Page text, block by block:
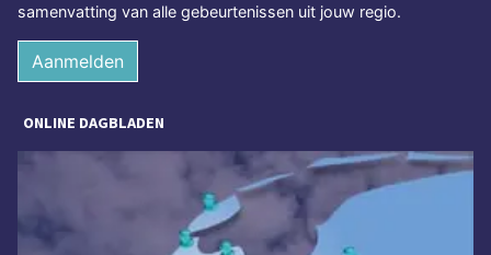
samenvatting van alle gebeurtenissen uit jouw regio.
Aanmelden
ONLINE DAGBLADEN